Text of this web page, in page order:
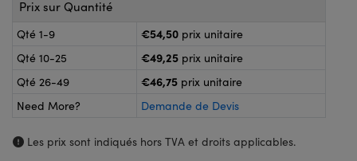
ou Coupleurs
de Poche ou à Mesure Directe
: Microscopie
Optiques Lightpath
Labs™
Prix sur Quantité
Qté 1-9 €54,50 prix unitaire
Qté 10-25
€49,25 prix unitaire
Qté 26-49
€46,75 prix unitaire
Need More?
Demande de Devis
Les prix sont indiqués hors TVA et droits applicables.